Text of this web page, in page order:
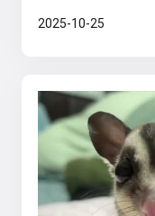
2025-10-25